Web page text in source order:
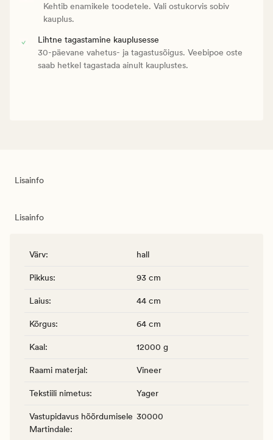
Kehtib enamikele toodetele. Vali ostukorvis sobiv
kauplus.
Lihtne tagastamine kauplusesse
30-päevane vahetus- ja tagastusõigus. Veebipoe oste
saab hetkel tagastada ainult kauplustes.
Lisainfo
Lisainfo
Värv: hall
Pikkus: 93 cm
Laius: 44 cm
Kõrgus: 64 cm
Kaal: 12000 g
Raami materjal: Vineer
Tekstiili nimetus: Yager
Vastupidavus hõõrdumisele
Martindale:
30000